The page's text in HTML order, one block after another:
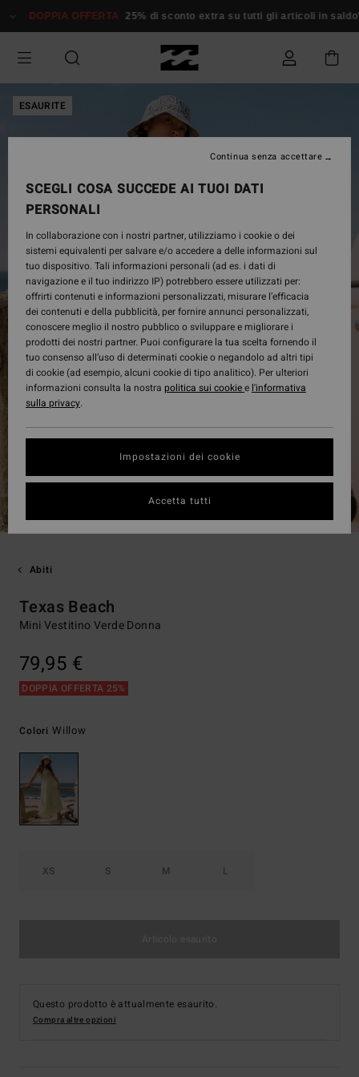
alle
prodotto
DOPPIA OFFERTA 25% di sconto extra su tutti gli articoli in saldo*
ESAURITE
Abiti
Texas Beach
Mini Vestitino Verde Donna
79,95 €
DOPPIA OFFERTA 25%
Colori Willow
XS S M L
Questo prodotto è attualmente esaurito.
Compra altre opzioni
SCEGLI COSA SUCCEDE AI TUOI DATI
PERSONALI
In collaborazione con i nostri partner, utilizziamo i cookie o dei
sistemi equivalenti per salvare e/o accedere a delle informazioni sul
tuo dispositivo. Tali informazioni personali (ad es. i dati di
navigazione e il tuo indirizzo IP) potrebbero essere utilizzati per:
offrirti contenuti e informazioni personalizzati, misurare l’efficacia
dei contenuti e della pubblicità, per fornire annunci personalizzati,
conoscere meglio il nostro pubblico o sviluppare e migliorare i
prodotti dei nostri partner. Puoi configurare la tua scelta fornendo il
tuo consenso all’uso di determinati cookie o negandolo ad altri tipi
di cookie (ad esempio, alcuni cookie di tipo analitico). Per ulteriori
informazioni consulta la nostra politica sui cookiee l'informativa
sulla privacy.
Impostazioni dei cookie
Continua senza accettare
Accetta tutti